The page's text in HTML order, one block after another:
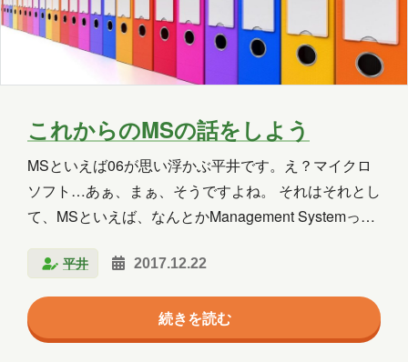
2025年5月
2025年4月
2025年3月
2025年1月
2024年12月
2024年10月
2024年8月
2024年7月
2024年6月
2024年5月
2024年4月
2024年3月
2023年11月
2023年5月
これからのMSの話をしよう
MSといえば06が思い浮かぶ平井です。え？マイクロ
ソフト…あぁ、まぁ、そうですよね。 それはそれとし
て、MSといえば、なんとかManagement Systemって
System）とかEMS（Environmental Management
System）とかPMS（ Personal information protection
Management Systems）とか。 そして
ISMS（Information Security Management System）ま
平井 2017.12.22
続きを読む